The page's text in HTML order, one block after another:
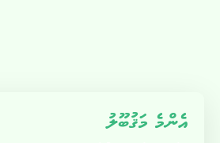
އެންމެ މަޤުބޫލު